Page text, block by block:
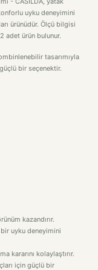
uyku deneyimini
ürünüdür. Ölçü bilgisi
adet ürün bulunur.
tasarımıyla
bir seçenektir.
kazandırır.
uyku deneyimini
kararını kolaylaştırır.
için güçlü bir